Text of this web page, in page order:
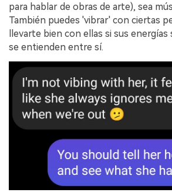
para hablar de obras de arte), sea
También puedes 'vibrar' con ciertas
llevarte bien con ellas si sus
se entienden entre sí.